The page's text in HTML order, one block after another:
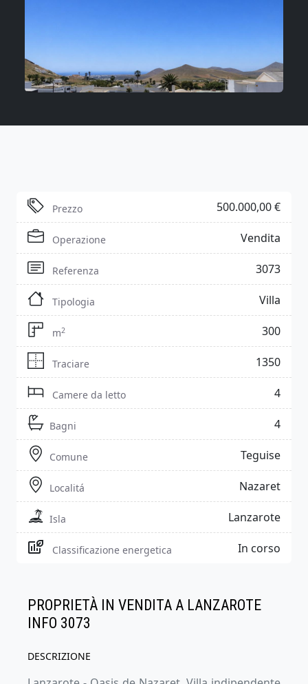
Prezzo 500.000,00 €
Operazione Vendita
Referenza 3073
Tipologia Villa
m2 300
Traciare 1350
Camere da letto 4
Bagni 4
Comune Teguise
Localitá Nazaret
Isla Lanzarote
Classificazione energetica In corso
PROPRIETÀ IN VENDITA A LANZAROTE
INFO 3073
DESCRIZIONE